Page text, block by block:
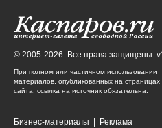
© 2005-2026. Все права защищены.
При полном или частичном использовании
материалов, опубликованных на страницах
сайта, ссылка на источник обязательна.
Бизнес-материалы Реклама